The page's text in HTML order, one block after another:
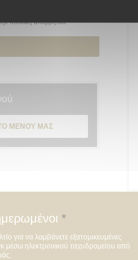
Μπορείτε να εγγραφείτε στο
πολιτική απορρήτου.
ΜΕΝΟΎ ΜΑΣ
*
για να λαμβάνετε εξατομικευμένες
μέσω ηλεκτρονικού ταχυδρομείου από